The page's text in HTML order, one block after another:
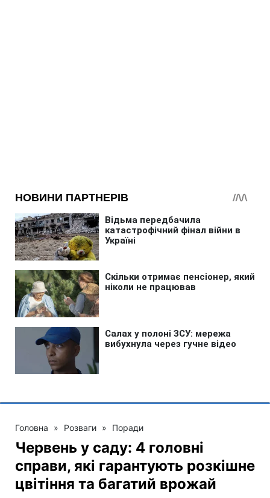
Головна » Розваги » Поради
Червень у саду: 4 головні
справи, які гарантують розкішне
цвітіння та багатий врожай